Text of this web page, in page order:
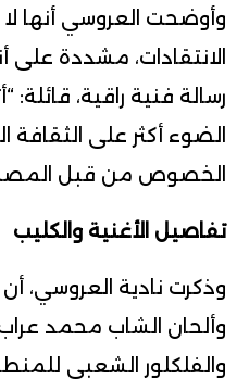
وأوضحت العروسي أنها
الانتقادات، مشددة على
رسالة فنية راقية،
الضوء أكثر على الثقافة
الخصوص من قبل
تفاصيل الأغنية والكليب
وذكرت نادية العروسي،
وألحان الشاب محمد
والفلكلور الشعبي